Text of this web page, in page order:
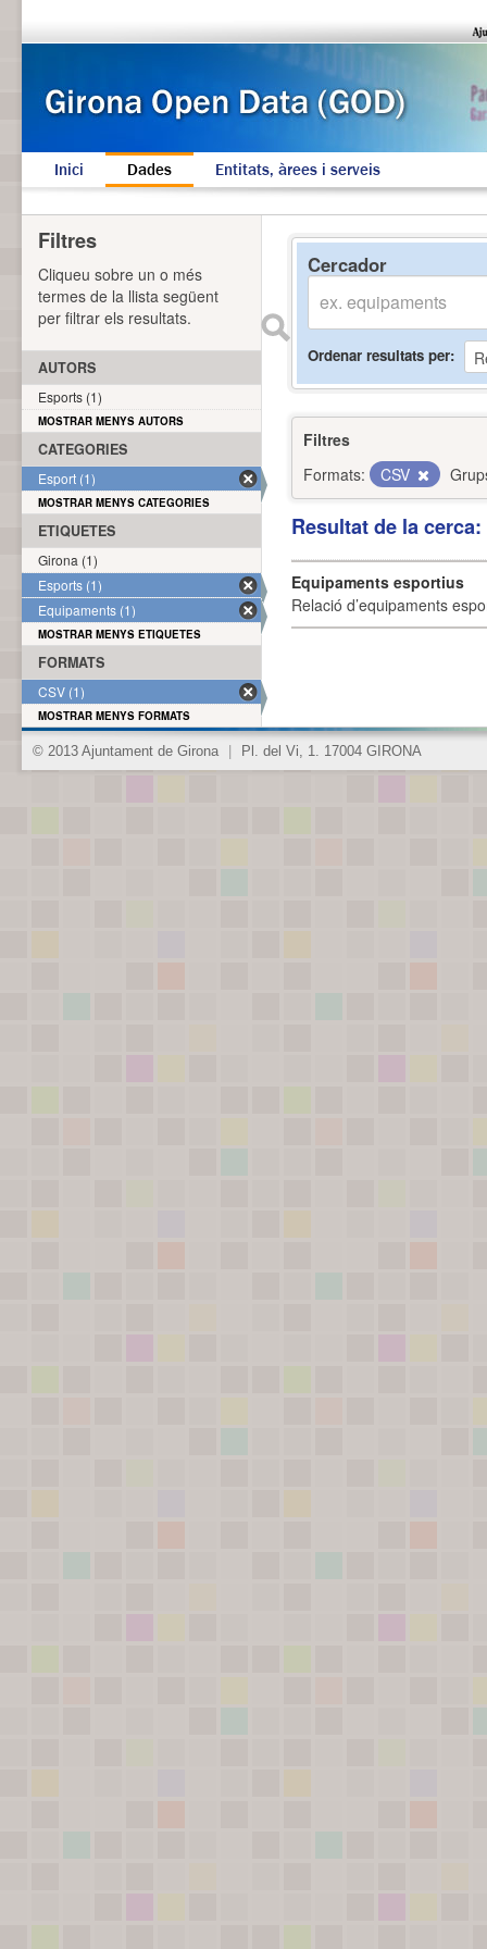
Inici Dades Entitats, àrees i serveis
Cercador
Ordenar resultats per
Filtres
Formats:
CSV
Resultat de la
Equipaments esportius
Relació d’equipaments
Filtres
Cliqueu sobre un o més
termes de la llista següent
per filtrar els resultats.
AUTORS
Esports (1)
MOSTRAR MENYS AUTORS
CATEGORIES
Esport (1)
MOSTRAR MENYS CATEGORIES
ETIQUETES
Girona (1)
Esports (1)
Equipaments (1)
MOSTRAR MENYS ETIQUETES
FORMATS
CSV (1)
MOSTRAR MENYS FORMATS
© 2013 Ajuntament de Girona Pl. del Vi, 1. 17004 GIRONA